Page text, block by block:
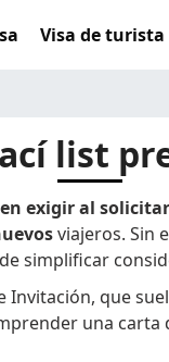
Visa de turista
list
exigir al
viajeros. Sin
simplificar
Invitación, que
una